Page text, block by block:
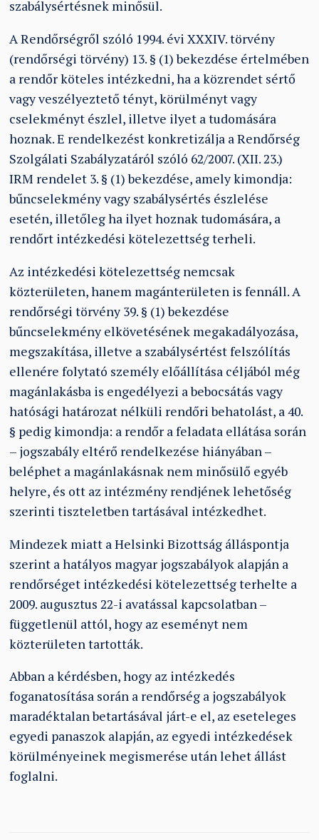
szabálysértésnek minősül.
A Rendőrségről szóló 1994. évi XXXIV. törvény
(rendőrségi törvény) 13. § (1) bekezdése értelmében
a rendőr köteles intézkedni, ha a közrendet sértő
vagy veszélyeztető tényt, körülményt vagy
cselekményt észlel, illetve ilyet a tudomására
hoznak. E rendelkezést konkretizálja a Rendőrség
Szolgálati Szabályzatáról szóló 62/2007. (XII. 23.)
IRM rendelet 3. § (1) bekezdése, amely kimondja:
bűncselekmény vagy szabálysértés észlelése
esetén, illetőleg ha ilyet hoznak tudomására, a
rendőrt intézkedési kötelezettség terheli.
Az intézkedési kötelezettség nemcsak
közterületen, hanem magánterületen is fennáll. A
rendőrségi törvény 39. § (1) bekezdése
bűncselekmény elkövetésének megakadályozása,
megszakítása, illetve a szabálysértést felszólítás
ellenére folytató személy előállítása céljából még
magánlakásba is engedélyezi a bebocsátás vagy
hatósági határozat nélküli rendőri behatolást, a 40.
§ pedig kimondja: a rendőr a feladata ellátása során
– jogszabály eltérő rendelkezése hiányában –
beléphet a magánlakásnak nem minősülő egyéb
helyre, és ott az intézmény rendjének lehetőség
szerinti tiszteletben tartásával intézkedhet.
Mindezek miatt a Helsinki Bizottság álláspontja
szerint a hatályos magyar jogszabályok alapján a
rendőrséget intézkedési kötelezettség terhelte a
2009. augusztus 22-i avatással kapcsolatban –
függetlenül attól, hogy az eseményt nem
közterületen tartották.
Abban a kérdésben, hogy az intézkedés
foganatosítása során a rendőrség a jogszabályok
maradéktalan betartásával járt-e el, az eseteleges
egyedi panaszok alapján, az egyedi intézkedések
körülményeinek megismerése után lehet állást
foglalni.